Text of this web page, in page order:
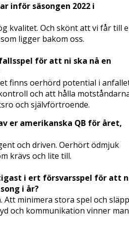
inför säsongen 2022 i
kvalitet. Och skönt att vi får till
ligger bakom oss.
för att ni ska nå en
finns oerhörd potential i
och att hålla
och självförtroende.
er amerikanska QB för året,
och driven. Oerhört ödmjuk
krävs och lite till.
i ert försvarsspel för att
i år?
minimera stora spel och
och kommunikation vinner